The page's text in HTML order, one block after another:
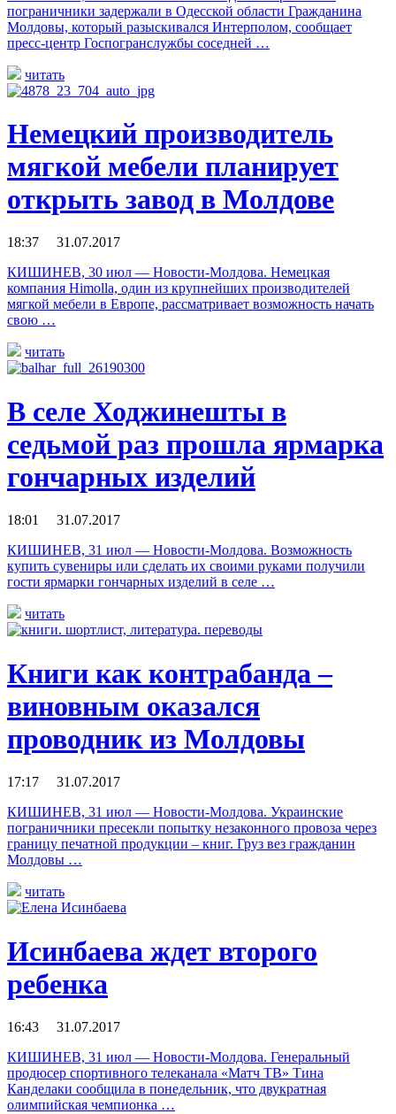
пограничники задержали в Одесской области Гражданина
Молдовы, который разыскивался Интерполом, сообщает
пресс-центр Госпогранслужбы соседней …
читать
Немецкий производитель
мягкой мебели планирует
открыть завод в Молдове
18:37 31.07.2017
КИШИНЕВ, 30 июл — Новости-Молдова. Немецкая
компания Himolla, один из крупнейших производителей
мягкой мебели в Европе, рассматривает возможность начать
свою …
читать
В селе Ходжинешты в
седьмой раз прошла ярмарка
гончарных изделий
18:01 31.07.2017
КИШИНЕВ, 31 июл — Новости-Молдова. Возможность
купить сувениры или сделать их своими руками получили
гости ярмарки гончарных изделий в селе …
читать
Книги как контрабанда –
виновным оказался
проводник из Молдовы
17:17 31.07.2017
КИШИНЕВ, 31 июл — Новости-Молдова. Украинские
пограничники пресекли попытку незаконного провоза через
границу печатной продукции – книг. Груз вез гражданин
Молдовы …
читать
Исинбаева ждет второго
ребенка
16:43 31.07.2017
КИШИНЕВ, 31 июл — Новости-Молдова. Генеральный
продюсер спортивного телеканала «Матч ТВ» Тина
Канделаки сообщила в понедельник, что двукратная
олимпийская чемпионка …